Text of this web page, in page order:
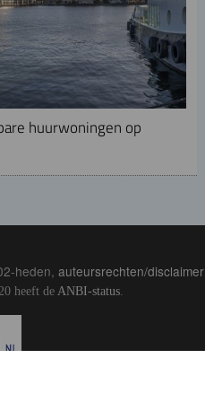
huurwoningen op
heden, auteursrechten/disclaimer
heeft de ANBI-status.